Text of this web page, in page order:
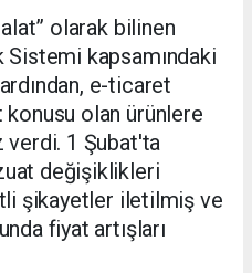
olarak bilinen
kapsamındaki
e-ticaret
olan ürünlere
verdi. 1 Şubat'ta
değişiklikleri
şikayetler iletilmiş ve
fiyat artışları